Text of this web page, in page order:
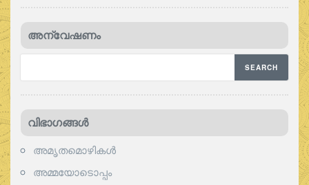
അന്വേഷണം
വിഭാഗങ്ങള്‍
അമൃതമൊഴികള്‍
അമ്മയോടൊപ്പം